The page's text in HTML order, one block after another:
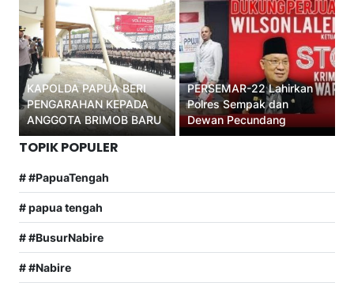
KAPOLDA PAPUA BERI
PENGARAHAN KEPADA
ANGGOTA BRIMOB BARU
PERSEMAR-22 Lahirkan
Polres Sempak dan
Dewan Pecundang
TOPIK POPULER
# #PapuaTengah
# papua tengah
# #BusurNabire
# #Nabire